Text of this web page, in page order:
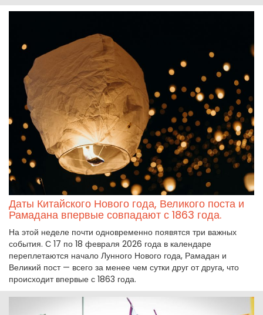
Даты Китайского Нового года, Великого поста и
Рамадана впервые совпадают с 1863 года.
На этой неделе почти одновременно появятся три важных
события. С 17 по 18 февраля 2026 года в календаре
переплетаются начало Лунного Нового года, Рамадан и
Великий пост — всего за менее чем сутки друг от друга, что
происходит впервые с 1863 года.